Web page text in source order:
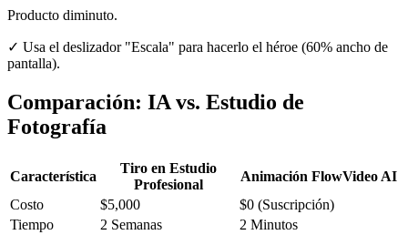
Producto diminuto.
✓ Usa el deslizador "Escala" para hacerlo el héroe (60% ancho de
pantalla).
Comparación: IA vs. Estudio de
Fotografía
Característica
Tiro en Estudio
Profesional
Animación FlowVideo AI
Costo
$5,000
$0 (Suscripción)
Tiempo
2 Semanas
2 Minutos